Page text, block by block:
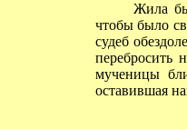
Жила
чтобы было
судеб
мученицы
оставившая